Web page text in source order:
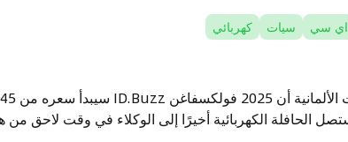
اي سي سيات كهربائي